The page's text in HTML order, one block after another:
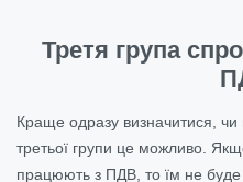
Третя група
Краще одразу визначитися,
третьої групи це можливо.
працюють з ПДВ, то їм не буде